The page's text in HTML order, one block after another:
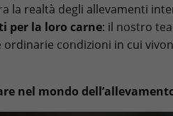
la realtà degli allevamenti
per la loro carne: il nostro
condizioni in cui
nel mondo